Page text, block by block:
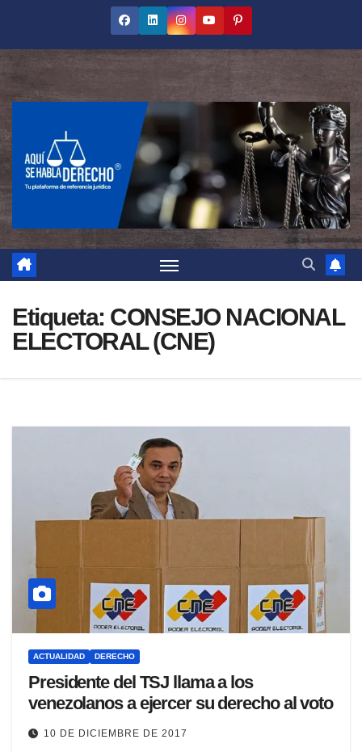
contenido
Etiqueta: CONSEJO NACIONAL
ELECTORAL (CNE)
ACTUALIDAD DERECHO
Presidente del TSJ llama a los
venezolanos a ejercer su derecho al voto
10 DE DICIEMBRE DE 2017